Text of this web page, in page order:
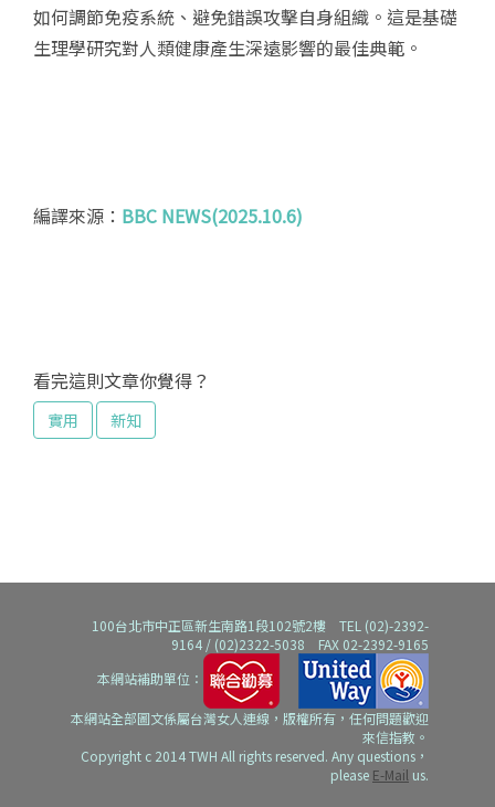
如何調節免疫系統、避免錯誤攻擊自身組織。這是基礎
生理學研究對人類健康產生深遠影響的最佳典範。
編譯來源： BBC NEWS(2025.10.6)
看完這則文章你覺得？
實用 新知
100台北市中正區新生南路1段102號2樓 TEL (02)-2392-
9164 / (02)2322-5038 FAX 02-2392-9165
本網站補助單位：
本網站全部圖文係屬台灣女人連線，版權所有，任何問題歡迎
來信指教。
Copyright c 2014 TWH All rights reserved. Any questions，
please E-Mail us.